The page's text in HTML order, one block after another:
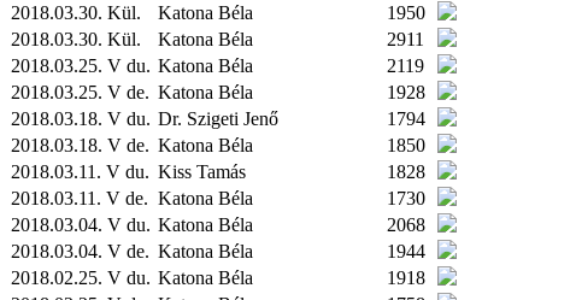
2018.03.30. Kül. Katona Béla
1950
2018.03.30. Kül. Katona Béla
2911
2018.03.25. V du. Katona Béla
2119
2018.03.25. V de. Katona Béla
1928
2018.03.18. V du. Dr. Szigeti Jenő
1794
2018.03.18. V de. Katona Béla
1850
2018.03.11. V du. Kiss Tamás
1828
2018.03.11. V de. Katona Béla
1730
2018.03.04. V du. Katona Béla
2068
2018.03.04. V de. Katona Béla
1944
2018.02.25. V du. Katona Béla
1918